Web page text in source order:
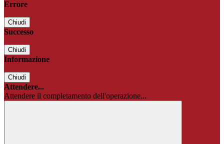
Errore
Chiudi
Successo
Chiudi
Informazione
Chiudi
Attendere...
Attendere il completamento dell'operazione...